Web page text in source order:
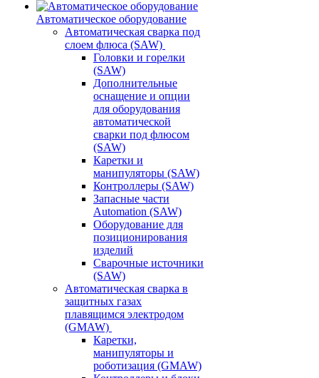
Автоматическое оборудование
Автоматическая сварка под
слоем флюса (SAW)
Головки и горелки
(SAW)
Дополнительные
оснащение и опции
для оборудования
автоматической
сварки под флюсом
(SAW)
Каретки и
манипуляторы (SAW)
Контроллеры (SAW)
Запасные части
Automation (SAW)
Оборудование для
позиционирования
изделий
Сварочные источники
(SAW)
Автоматическая сварка в
защитных газах
плавящимся электродом
(GMAW)
Каретки,
манипуляторы и
роботизация (GMAW)